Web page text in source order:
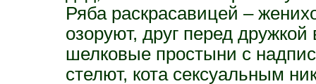
Ряба раскрасавицей –
озоруют, друг перед
шелковые простыни с
стелют, кота сексуальным